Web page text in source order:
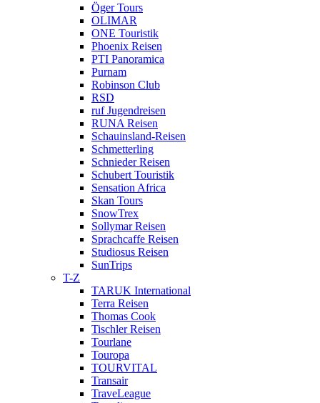
Öger Tours
OLIMAR
ONE Touristik
Phoenix Reisen
PTI Panoramica
Purnam
Robinson Club
RSD
ruf Jugendreisen
RUNA Reisen
Schauinsland-Reisen
Schmetterling
Schnieder Reisen
Schubert Touristik
Sensation Africa
Skan Tours
SnowTrex
Sollymar Reisen
Sprachcaffe Reisen
Studiosus Reisen
SunTrips
T-Z
TARUK International
Terra Reisen
Thomas Cook
Tischler Reisen
Tourlane
Touropa
TOURVITAL
Transair
TraveLeague